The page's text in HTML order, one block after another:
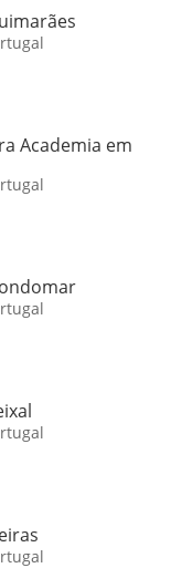
Academia em